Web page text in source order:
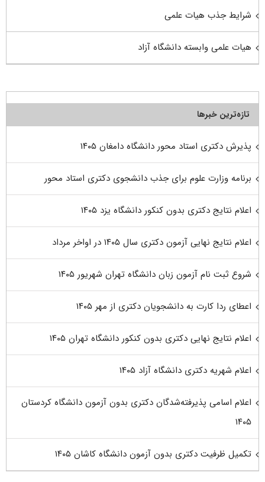
شرایط جذب هیات علمی
هیات علمی وابسته دانشگاه آزاد
تازه‌ترین خبرها
پذیرش دکتری استاد محور دانشگاه دامغان ۱۴۰۵
برنامه وزارت علوم برای جذب دانشجوی دکتری استاد محور
اعلام نتایج دکتری بدون کنکور دانشگاه یزد ۱۴۰۵
اعلام نتایج نهایی آزمون دکتری سال ۱۴۰۵ در اواخر مرداد
شروع ثبت نام آزمون زبان دانشگاه تهران شهریور ۱۴۰۵
اعطای ردا کارت به دانشجویان دکتری از مهر ۱۴۰۵
اعلام نتایج نهایی دکتری بدون کنکور دانشگاه تهران ۱۴۰۵
اعلام شهریه دکتری دانشگاه آزاد ۱۴۰۵
اعلام اسامی پذیرفته‌شدگان دکتری بدون آزمون دانشگاه کردستان
۱۴۰۵
تکمیل ظرفیت دکتری بدون آزمون دانشگاه کاشان ۱۴۰۵